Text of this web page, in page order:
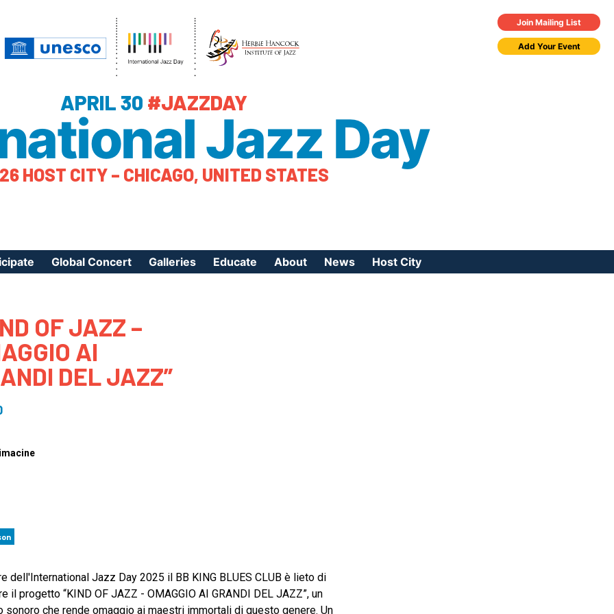
Join Mailing List
Add Your Event
APRIL 30 #JAZZDAY
Jazz Day
HOST CITY – CHICAGO, UNITED STATES
to Participate
Our Community
Day Organizers
Global Concert Galleries Educate About News Host City
OF JAZZ –
AI
DEL JAZZ”
dell'International Jazz Day 2025 il BB KING BLUES CLUB è lieto di
il progetto “KIND OF JAZZ - OMAGGIO AI GRANDI DEL JAZZ”, un
sonoro che rende omaggio ai maestri immortali di questo genere. Un